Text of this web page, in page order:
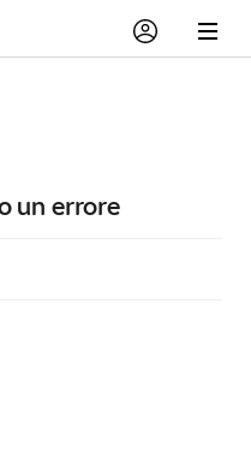
un errore